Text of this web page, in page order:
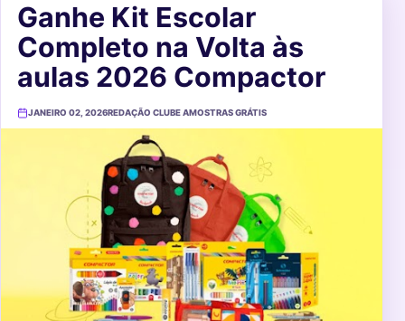
Ganhe Kit Escolar
Completo na Volta às
aulas 2026 Compactor
JANEIRO 02, 2026REDAÇÃO CLUBE AMOSTRAS GRÁTIS